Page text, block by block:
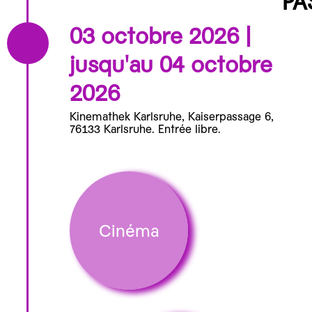
03 octobre 2026 |
jusqu'au 04 octobre
2026
Kinemathek Karlsruhe, Kaiserpassage 6,
76133 Karlsruhe. Entrée libre.
Cinéma